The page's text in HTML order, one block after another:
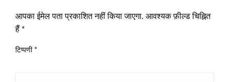
आपका ईमेल पता प्रकाशित नहीं किया जाएगा. आवश्यक फ़ील्ड चिह्नित
हैं *
टिप्पणी *